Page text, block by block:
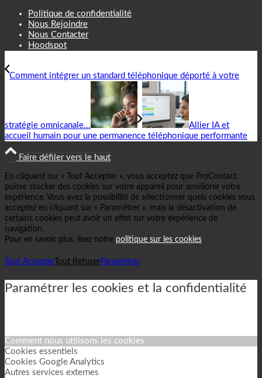
Politique de confidentialité
Nous Rejoindre
Nous Contacter
Hoodspot
Comment intégrer un standard téléphonique déporté à votre
stratégie omnicanale...
Allier IA et
accueil humain pour une permanence téléphonique performante
Faire défiler vers le haut
En cliquant sur « Tout Accepter », vous acceptez que ProContact
puisse stocker des cookies sur votre appareil pour améliorer votre
expérience. Vous avez la possibilité de sélectionner quels cookies vous
acceptez en cliquant sur « Paramétrer », mais la désactivation de
certains cookies peut avoir un effet sur votre expérience de
navigation.
Pour en savoir plus, lisez notre politique sur les cookies.
Tout AccepterTout RefuserParamétrer
Paramétrer les cookies et la confidentialité
Comment nous utilisons les cookies
Cookies essentiels
Cookies Google Analytics
Autres services externes